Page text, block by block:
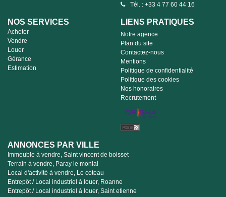
Tél. : +33 4 77 60 44 16
NOS SERVICES
Acheter
Vendre
Louer
Gérance
Estimation
LIENS PRATIQUES
Notre agence
Plan du site
Contactez-nous
Mentions
Politique de confidentialité
Politique des cookies
Nos honoraires
Recrutement
ANNONCES PAR VILLE
Immeuble à vendre, Saint vincent de boisset
Terrain à vendre, Paray le monial
Local d'activité à vendre, Le coteau
Entrepôt / Local industriel à louer, Roanne
Entrepôt / Local industriel à louer, Saint etienne